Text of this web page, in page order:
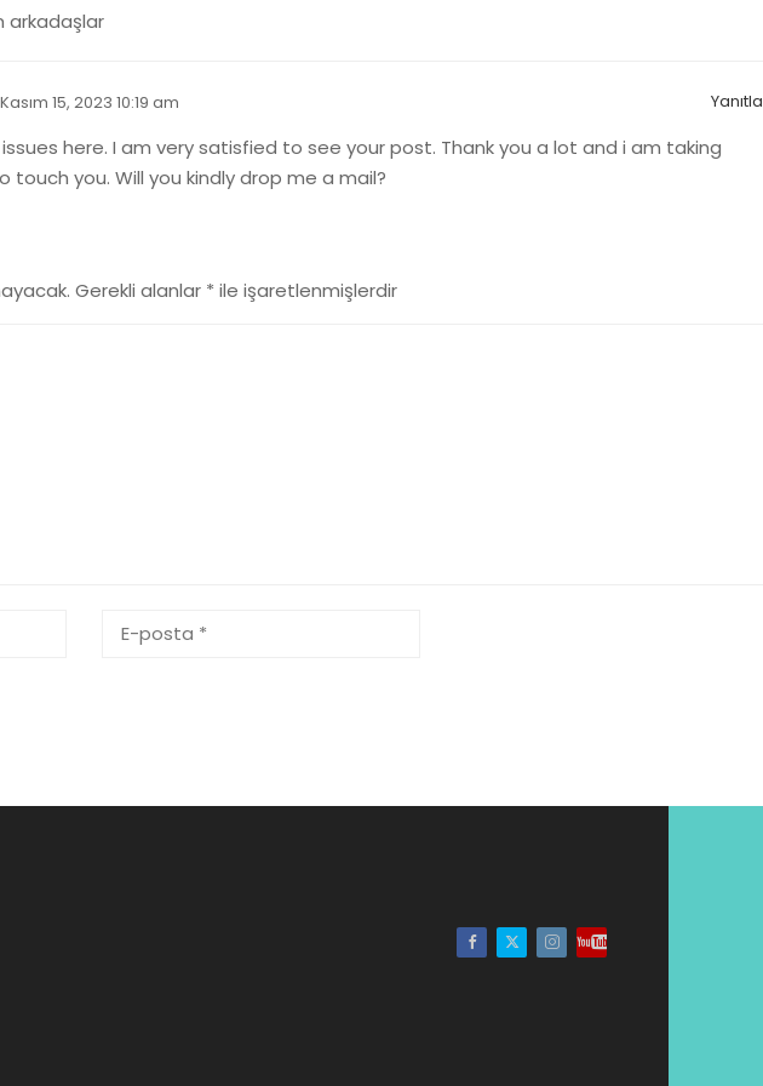
arkadaşlar
Kasım 15, 2023 10:19 am Yanıtla
issues here. I am very satisfied to see your post. Thank you a lot and i am taking
touch you. Will you kindly drop me a mail?
Gerekli alanlar * ile işaretlenmişlerdir